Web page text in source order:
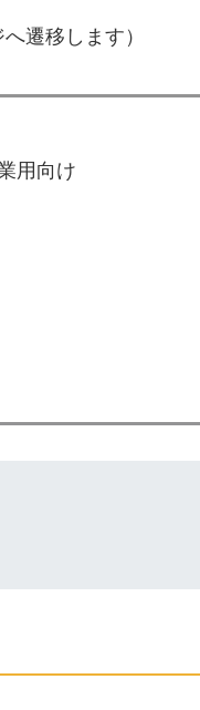
遷移します）
用向け